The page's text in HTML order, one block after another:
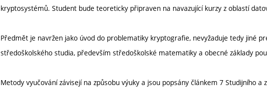
kryptosystémů. Student bude teoreticky připraven na navazující kurzy z oblastí
Předmět je navržen jako úvod do problematiky kryptografie, nevyžaduje tedy jiné
středoškolského studia, především středoškolské matematiky a obecné základy
Metody vyučování závisejí na způsobu výuky a jsou popsány článkem 7 Studijního a